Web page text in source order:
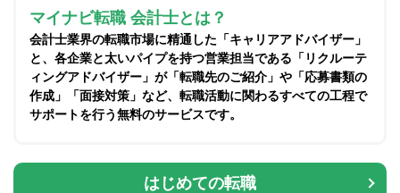
マイナビ転職 会計士とは？
会計士業界の転職市場に精通した「キャリアアドバイザー」
と、各企業と太いパイプを持つ営業担当である「リクルーテ
ィングアドバイザー」が「転職先のご紹介」や「応募書類の
作成」「面接対策」など、転職活動に関わるすべての工程で
サポートを行う無料のサービスです。
はじめての転職